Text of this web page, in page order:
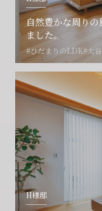
自然豊かな周り
ました。
#ひだまりのLDK#大
H様邸